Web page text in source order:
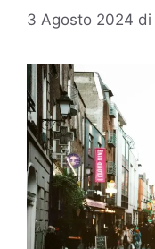
3 Agosto 2024 di